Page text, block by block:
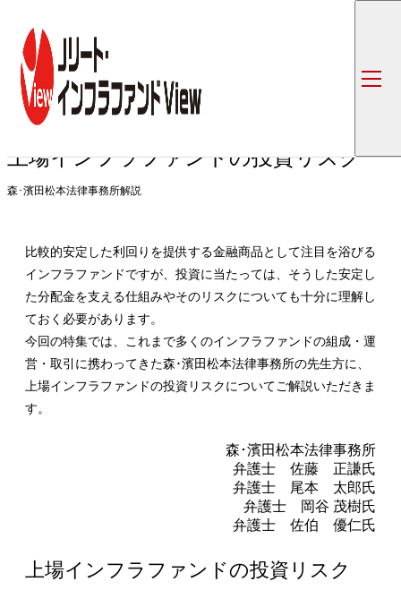
トップ
インフラファンド連載特集
第4回
上場インフラファンドの投資リスク
森･濱田松本法律事務所解説
比較的安定した利回りを提供する金融商品として注目を浴びる
インフラファンドですが、投資に当たっては、そうした安定し
た分配金を支える仕組みやそのリスクについても十分に理解し
ておく必要があります。
今回の特集では、これまで多くのインフラファンドの組成・運
営・取引に携わってきた森･濱田松本法律事務所の先生方に、
上場インフラファンドの投資リスクについてご解説いただきま
す。
森･濱田松本法律事務所
弁護士 佐藤 正謙氏
弁護士 尾本 太郎氏
弁護士 岡谷 茂樹氏
弁護士 佐伯 優仁氏
上場インフラファンドの投資リスク